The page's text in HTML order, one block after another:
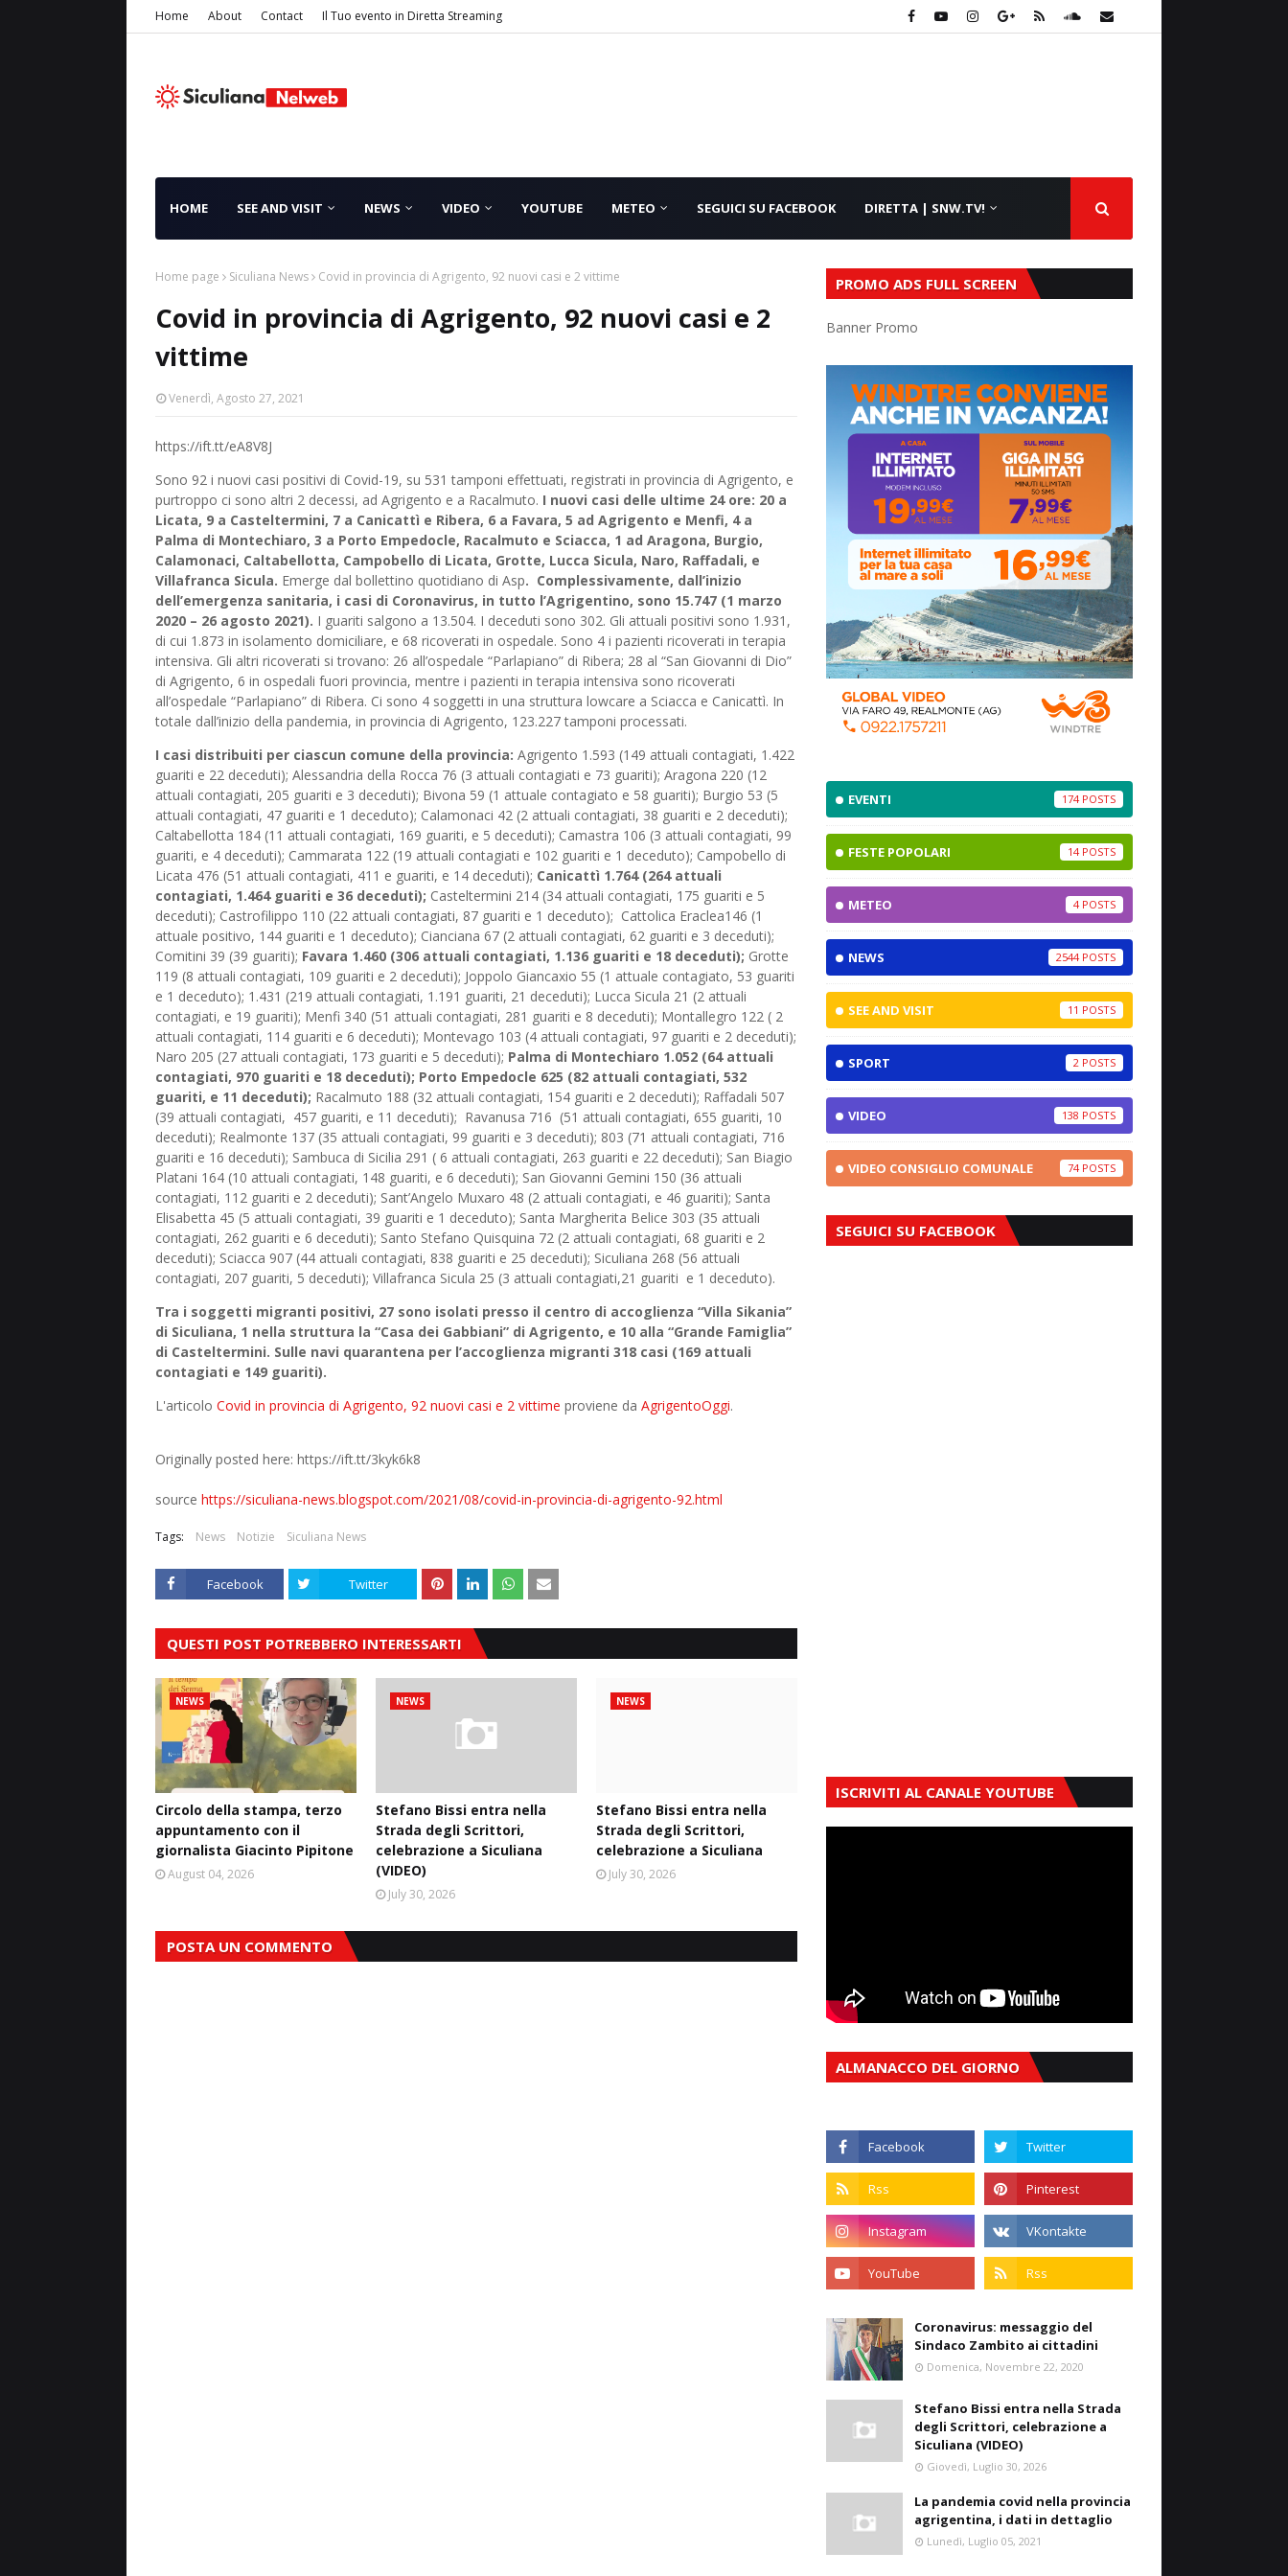
Home About Contact Il Tuo evento in Diretta Streaming
HOME SEE AND VISIT NEWS VIDEO YOUTUBE METEO SEGUICI SU FACEBOOK DIRETTA | SNW.TV!
Home page Siculiana News Covid in provincia di Agrigento, 92 nuovi casi e 2 vittime
Covid in provincia di Agrigento, 92 nuovi casi e 2
vittime
Venerdì, Agosto 27, 2021
https://ift.tt/eA8V8J
Sono 92 i nuovi casi positivi di Covid-19, su 531 tamponi effettuati, registrati in provincia di Agrigento, e
purtroppo ci sono altri 2 decessi, ad Agrigento e a Racalmuto. I nuovi casi delle ultime 24 ore: 20 a
Licata, 9 a Casteltermini, 7 a Canicattì e Ribera, 6 a Favara, 5 ad Agrigento e Menfi, 4 a
Palma di Montechiaro, 3 a Porto Empedocle, Racalmuto e Sciacca, 1 ad Aragona, Burgio,
Calamonaci, Caltabellotta, Campobello di Licata, Grotte, Lucca Sicula, Naro, Raffadali, e
Villafranca Sicula. Emerge dal bollettino quotidiano di Asp. Complessivamente, dall’inizio
dell’emergenza sanitaria, i casi di Coronavirus, in tutto l’Agrigentino, sono 15.747 (1 marzo
2020 – 26 agosto 2021). I guariti salgono a 13.504. I deceduti sono 302. Gli attuali positivi sono 1.931,
di cui 1.873 in isolamento domiciliare, e 68 ricoverati in ospedale. Sono 4 i pazienti ricoverati in terapia
intensiva. Gli altri ricoverati si trovano: 26 all’ospedale “Parlapiano” di Ribera; 28 al “San Giovanni di Dio”
di Agrigento, 6 in ospedali fuori provincia, mentre i pazienti in terapia intensiva sono ricoverati
all’ospedale “Parlapiano” di Ribera. Ci sono 4 soggetti in una struttura lowcare a Sciacca e Canicattì. In
totale dall’inizio della pandemia, in provincia di Agrigento, 123.227 tamponi processati.
I casi distribuiti per ciascun comune della provincia: Agrigento 1.593 (149 attuali contagiati, 1.422
guariti e 22 deceduti); Alessandria della Rocca 76 (3 attuali contagiati e 73 guariti); Aragona 220 (12
attuali contagiati, 205 guariti e 3 deceduti); Bivona 59 (1 attuale contagiato e 58 guariti); Burgio 53 (5
attuali contagiati, 47 guariti e 1 deceduto); Calamonaci 42 (2 attuali contagiati, 38 guariti e 2 deceduti);
Caltabellotta 184 (11 attuali contagiati, 169 guariti, e 5 deceduti); Camastra 106 (3 attuali contagiati, 99
guariti, e 4 deceduti); Cammarata 122 (19 attuali contagiati e 102 guariti e 1 deceduto); Campobello di
Licata 476 (51 attuali contagiati, 411 e guariti, e 14 deceduti); Canicattì 1.764 (264 attuali
contagiati, 1.464 guariti e 36 deceduti); Casteltermini 214 (34 attuali contagiati, 175 guariti e 5
deceduti); Castrofilippo 110 (22 attuali contagiati, 87 guariti e 1 deceduto); Cattolica Eraclea146 (1
attuale positivo, 144 guariti e 1 deceduto); Cianciana 67 (2 attuali contagiati, 62 guariti e 3 deceduti);
Comitini 39 (39 guariti); Favara 1.460 (306 attuali contagiati, 1.136 guariti e 18 deceduti); Grotte
119 (8 attuali contagiati, 109 guariti e 2 deceduti); Joppolo Giancaxio 55 (1 attuale contagiato, 53 guariti
e 1 deceduto); 1.431 (219 attuali contagiati, 1.191 guariti, 21 deceduti); Lucca Sicula 21 (2 attuali
contagiati, e 19 guariti); Menfi 340 (51 attuali contagiati, 281 guariti e 8 deceduti); Montallegro 122 ( 2
attuali contagiati, 114 guariti e 6 deceduti); Montevago 103 (4 attuali contagiati, 97 guariti e 2 deceduti);
Naro 205 (27 attuali contagiati, 173 guariti e 5 deceduti); Palma di Montechiaro 1.052 (64 attuali
contagiati, 970 guariti e 18 deceduti); Porto Empedocle 625 (82 attuali contagiati, 532
guariti, e 11 deceduti); Racalmuto 188 (32 attuali contagiati, 154 guariti e 2 deceduti); Raffadali 507
(39 attuali contagiati, 457 guariti, e 11 deceduti); Ravanusa 716 (51 attuali contagiati, 655 guariti, 10
deceduti); Realmonte 137 (35 attuali contagiati, 99 guariti e 3 deceduti); 803 (71 attuali contagiati, 716
guariti e 16 deceduti); Sambuca di Sicilia 291 ( 6 attuali contagiati, 263 guariti e 22 deceduti); San Biagio
Platani 164 (10 attuali contagiati, 148 guariti, e 6 deceduti); San Giovanni Gemini 150 (36 attuali
contagiati, 112 guariti e 2 deceduti); Sant’Angelo Muxaro 48 (2 attuali contagiati, e 46 guariti); Santa
Elisabetta 45 (5 attuali contagiati, 39 guariti e 1 deceduto); Santa Margherita Belice 303 (35 attuali
contagiati, 262 guariti e 6 deceduti); Santo Stefano Quisquina 72 (2 attuali contagiati, 68 guariti e 2
deceduti); Sciacca 907 (44 attuali contagiati, 838 guariti e 25 deceduti); Siculiana 268 (56 attuali
contagiati, 207 guariti, 5 deceduti); Villafranca Sicula 25 (3 attuali contagiati,21 guariti e 1 deceduto).
Tra i soggetti migranti positivi, 27 sono isolati presso il centro di accoglienza “Villa Sikania”
di Siculiana, 1 nella struttura la “Casa dei Gabbiani” di Agrigento, e 10 alla “Grande Famiglia”
di Casteltermini. Sulle navi quarantena per l’accoglienza migranti 318 casi (169 attuali
contagiati e 149 guariti).
L'articolo Covid in provincia di Agrigento, 92 nuovi casi e 2 vittime proviene da AgrigentoOggi.
Originally posted here: https://ift.tt/3kyk6k8
source https://siculiana-news.blogspot.com/2021/08/covid-in-provincia-di-agrigento-92.html
Tags: News Notizie Siculiana News
Facebook Twitter
QUESTI POST POTREBBERO INTERESSARTI
NEWS
Circolo della stampa, terzo
appuntamento con il
giornalista Giacinto Pipitone
August 04, 2026
NEWS
Stefano Bissi entra nella
Strada degli Scrittori,
celebrazione a Siculiana
(VIDEO)
July 30, 2026
NEWS
Stefano Bissi entra nella
Strada degli Scrittori,
celebrazione a Siculiana
July 30, 2026
POSTA UN COMMENTO
PROMO ADS FULL SCREEN
Banner Promo
EVENTI 174
FESTE POPOLARI 14
METEO 4
NEWS 2544
SEE AND VISIT 11
SPORT 2
VIDEO 138
VIDEO CONSIGLIO COMUNALE 74
SEGUICI SU FACEBOOK
ISCRIVITI AL CANALE YOUTUBE
ALMANACCO DEL GIORNO
Coronavirus: messaggio del
Sindaco Zambito ai cittadini
Domenica, Novembre 22, 2020
Stefano Bissi entra nella Strada
degli Scrittori, celebrazione a
Siculiana (VIDEO)
Giovedì, Luglio 30, 2026
La pandemia covid nella provincia
agrigentina, i dati in dettaglio
Lunedì, Luglio 05, 2021